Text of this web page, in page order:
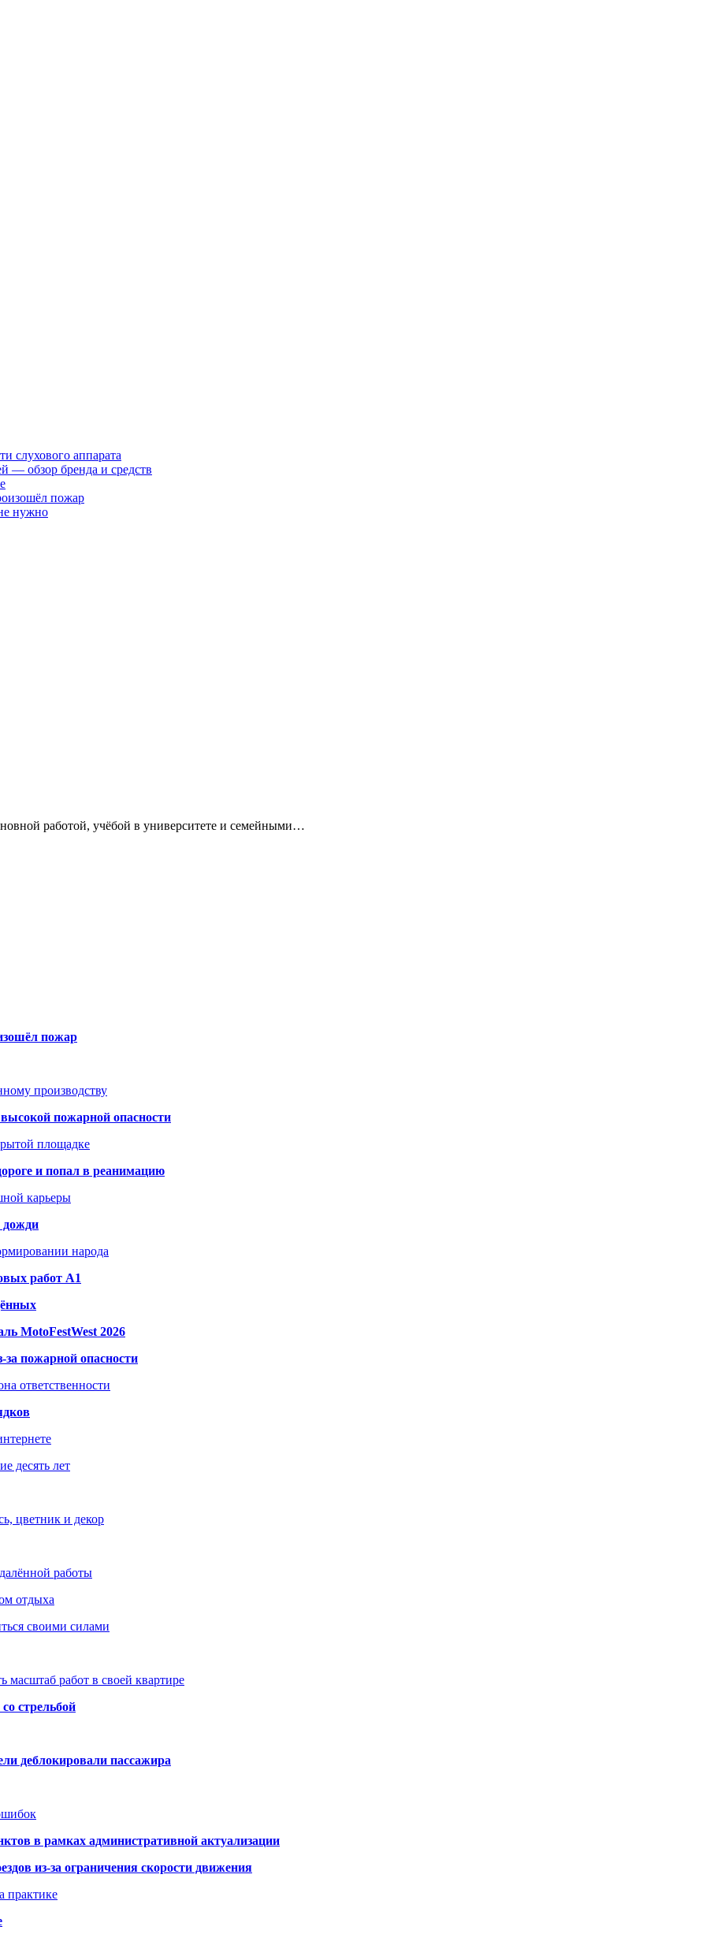
слухового аппарата
— обзор бренда и средств
пожар
нужно
работой, учёбой в университете и семейными…
пожар
производству
пожарной опасности
площадке
и попал в реанимацию
карьеры
дожди
народа
работ A1
MotoFestWest 2026
за пожарной опасности
ответственности
десять лет
цветник и декор
работы
отдыха
своими силами
масштаб работ в своей квартире
стрельбой
деблокировали пассажира
в рамках административной актуализации
из-за ограничения скорости движения
практике